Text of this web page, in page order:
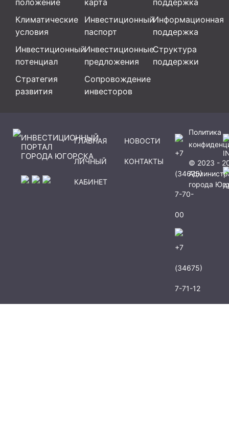
положение
Климатические
условия
Инвестиционный
потенциал
Стратегия
развития
карта
Инвестиционный
паспорт
Инвестиционные
предложения
Сопровождение
инвесторов
поддержка
Информационная
поддержка
Структура
поддержки
ИНВЕСТИЦИОННЫЙ
ПОРТАЛ
ГОРОДА ЮГОРСКА
ГЛАВНАЯ
ЛИЧНЫЙ
КАБИНЕТ
НОВОСТИ
КОНТАКТЫ
+7
(34675)
7-70-
00
+7
(34675)
7-71-12
Политика
© 2023 -
города